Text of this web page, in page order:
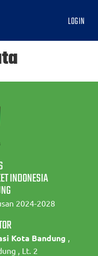
LOGIN
INDONESIA
2024-2028
Kota Bandung ,
, Lt. 2